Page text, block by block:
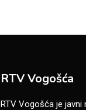
RTV Vogošća
RTV Vogošća je javni